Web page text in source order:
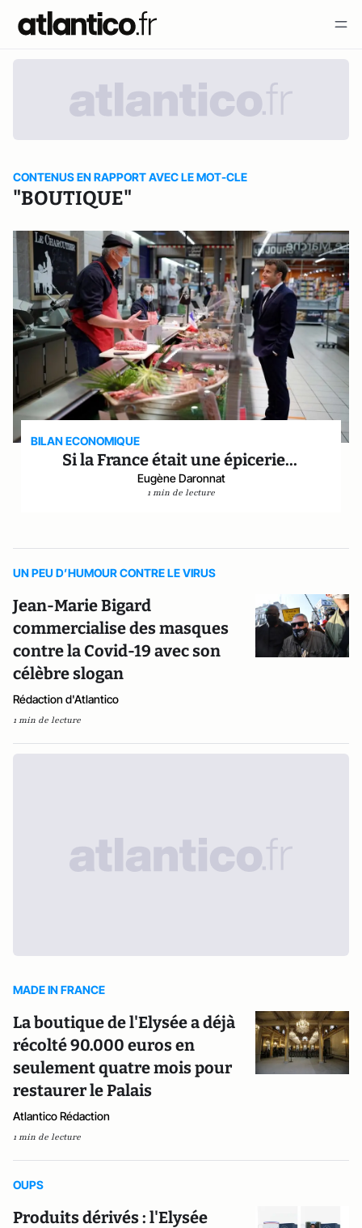
CONTENUS EN RAPPORT AVEC LE MOT-CLE
"BOUTIQUE"
BILAN ECONOMIQUE
Si la France était une épicerie...
Eugène Daronnat
1 min de lecture
UN PEU D’HUMOUR CONTRE LE VIRUS
Jean-Marie Bigard
commercialise des masques
contre la Covid-19 avec son
célèbre slogan
Rédaction d'Atlantico
1 min de lecture
MADE IN FRANCE
La boutique de l'Elysée a déjà
récolté 90.000 euros en
seulement quatre mois pour
restaurer le Palais
Atlantico Rédaction
1 min de lecture
OUPS
Produits dérivés : l'Elysée